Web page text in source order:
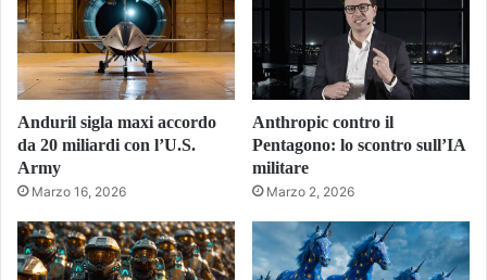
Anduril sigla maxi accordo
da 20 miliardi con l’U.S.
Army
Marzo 16, 2026
Anthropic contro il
Pentagono: lo scontro sull’IA
militare
Marzo 2, 2026